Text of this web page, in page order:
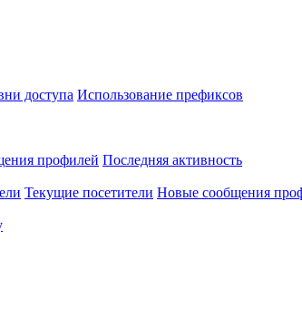
доступа Использование префиксов
профилей Последняя активность
Текущие посетители Новые сообщения